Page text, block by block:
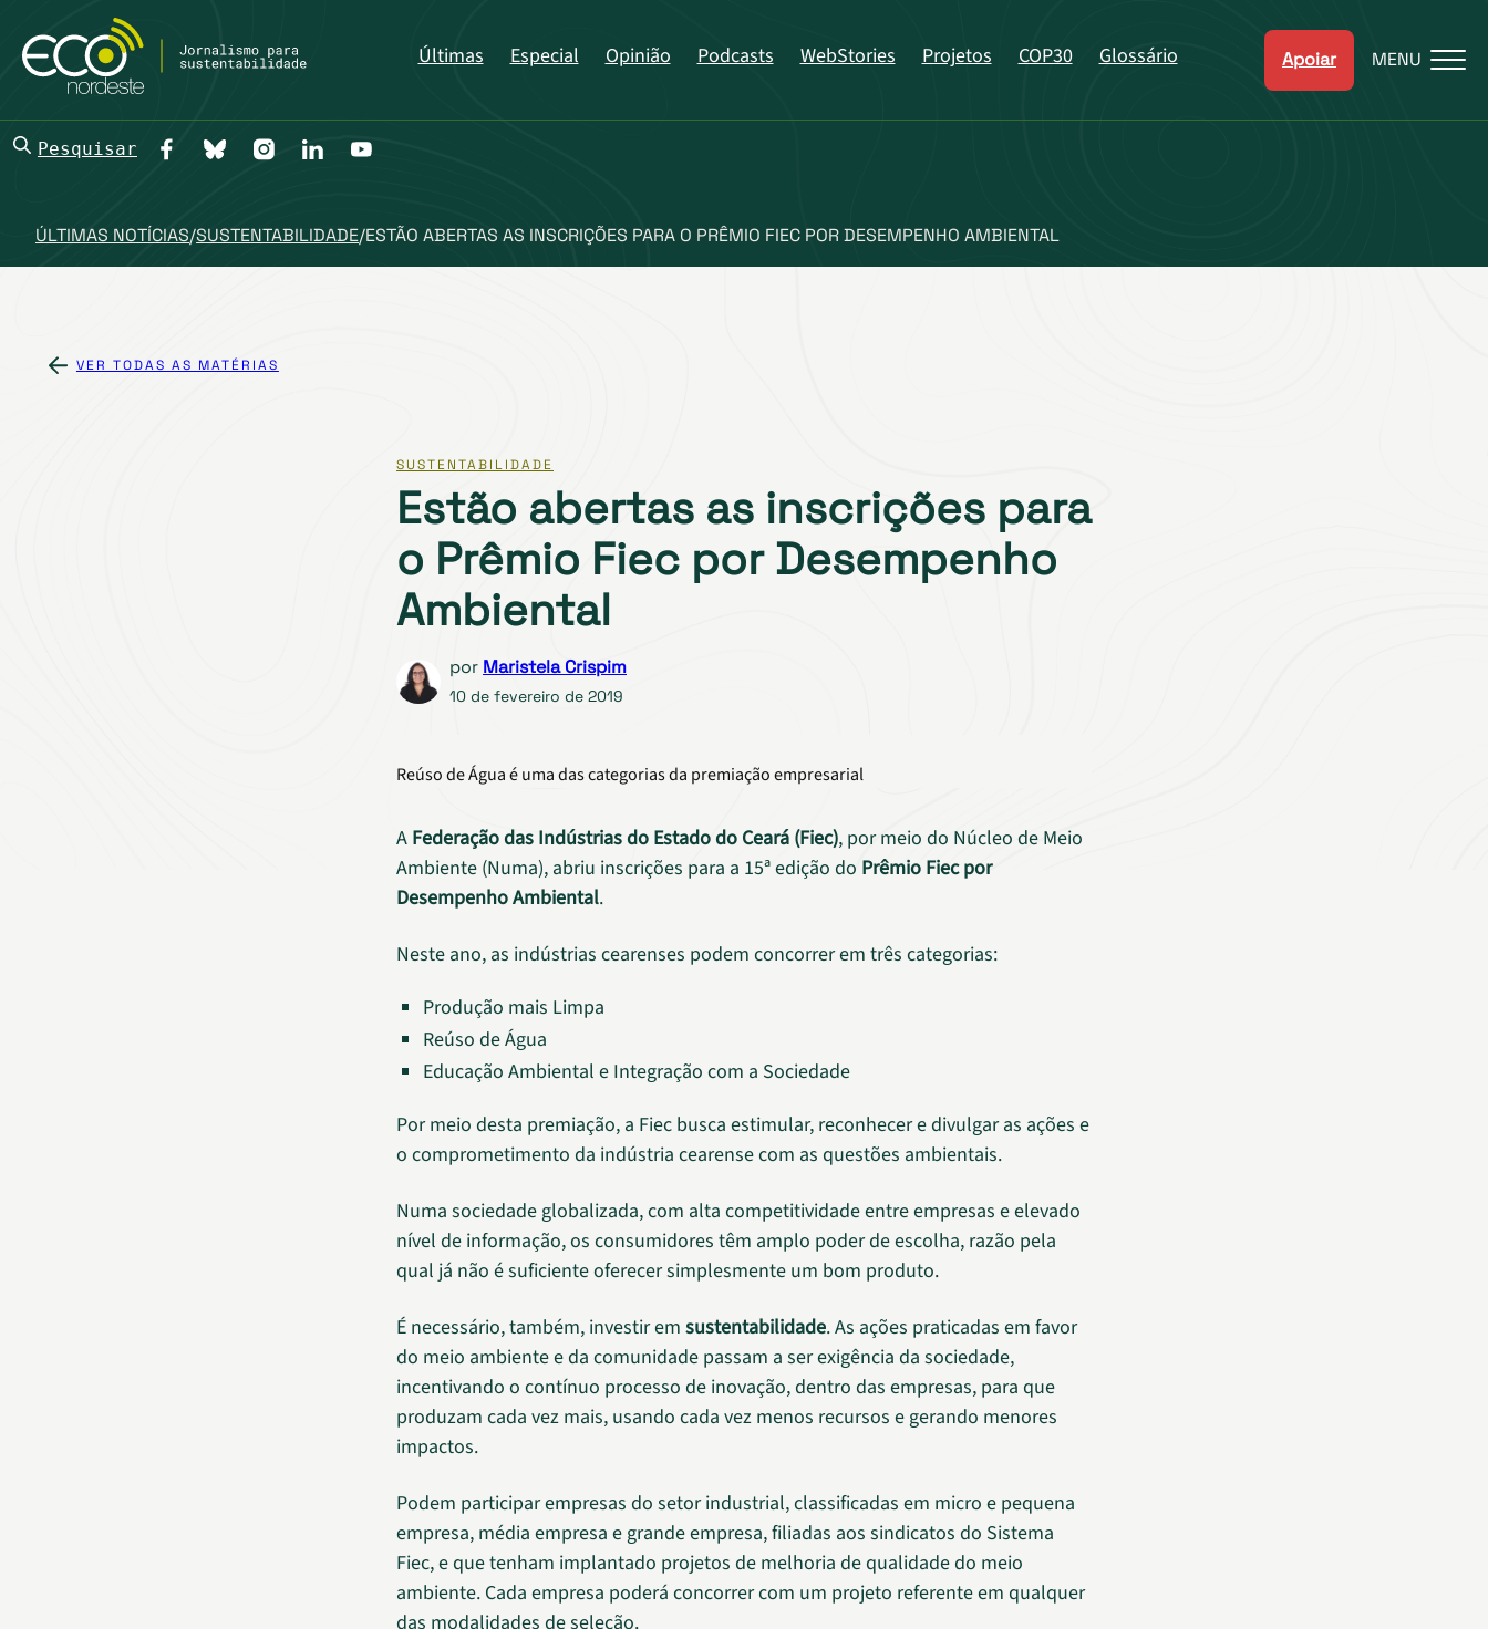
Últimas Especial Opinião Podcasts WebStories Projetos COP30 Glossário Apoiar MENU
Pesquisar
ÚLTIMAS NOTÍCIAS/SUSTENTABILIDADE/ESTÃO ABERTAS AS INSCRIÇÕES PARA O PRÊMIO FIEC POR DESEMPENHO AMBIENTAL
VER TODAS AS MATÉRIAS
SUSTENTABILIDADE
Estão abertas as inscrições para
o Prêmio Fiec por Desempenho
Ambiental
por Maristela Crispim
10 de fevereiro de 2019
Reúso de Água é uma das categorias da premiação empresarial
A Federação das Indústrias do Estado do Ceará (Fiec), por meio do Núcleo de Meio
Ambiente (Numa), abriu inscrições para a 15ª edição do Prêmio Fiec por
Desempenho Ambiental.
Neste ano, as indústrias cearenses podem concorrer em três categorias:
Produção mais Limpa
Reúso de Água
Educação Ambiental e Integração com a Sociedade
Por meio desta premiação, a Fiec busca estimular, reconhecer e divulgar as ações e
o comprometimento da indústria cearense com as questões ambientais.
Numa sociedade globalizada, com alta competitividade entre empresas e elevado
nível de informação, os consumidores têm amplo poder de escolha, razão pela
qual já não é suficiente oferecer simplesmente um bom produto.
É necessário, também, investir em sustentabilidade. As ações praticadas em favor
do meio ambiente e da comunidade passam a ser exigência da sociedade,
incentivando o contínuo processo de inovação, dentro das empresas, para que
produzam cada vez mais, usando cada vez menos recursos e gerando menores
impactos.
Podem participar empresas do setor industrial, classificadas em micro e pequena
empresa, média empresa e grande empresa, filiadas aos sindicatos do Sistema
Fiec, e que tenham implantado projetos de melhoria de qualidade do meio
ambiente. Cada empresa poderá concorrer com um projeto referente em qualquer
das modalidades de seleção.